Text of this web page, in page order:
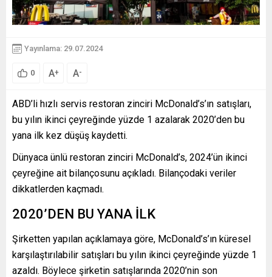
Yayınlama: 29.07.2024
0 A+ A-
ABD’li hızlı servis restoran zinciri McDonald’s’ın satışları,
bu yılın ikinci çeyreğinde yüzde 1 azalarak 2020’den bu
yana ilk kez düşüş kaydetti.
Dünyaca ünlü restoran zinciri McDonald’s, 2024’ün ikinci
çeyreğine ait bilançosunu açıkladı. Bilançodaki veriler
dikkatlerden kaçmadı.
2020’DEN BU YANA İLK
Şirketten yapılan açıklamaya göre, McDonald’s’ın küresel
karşılaştırılabilir satışları bu yılın ikinci çeyreğinde yüzde 1
azaldı. Böylece şirketin satışlarında 2020’nin son